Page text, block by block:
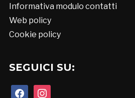
Informativa modulo contatti
Web policy
Cookie policy
SEGUICI SU:
facebookinstagram